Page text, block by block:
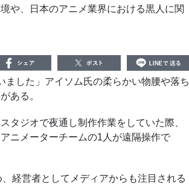
や、日本のアニメ業界における黒人に関
ました」アイソム氏の柔らかい物腰や落ち
ある。
ジオで夜通し制作作業をしていた際、
ニメーターチームの1 人が遠隔操作で
、経営者としてメディアからも注目される